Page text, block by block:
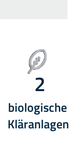
2
biologische
Kläranlagen